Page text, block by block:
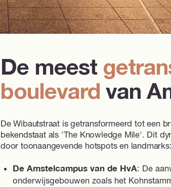
De meest
boulevard van
De Wibautstraat is getransformeerd tot een
bekendstaat als 'The Knowledge Mile'. Dit
door toonaangevende hotspots en landmarks:
De Amstelcampus van de HvA: De
onderwijsgebouwen zoals het